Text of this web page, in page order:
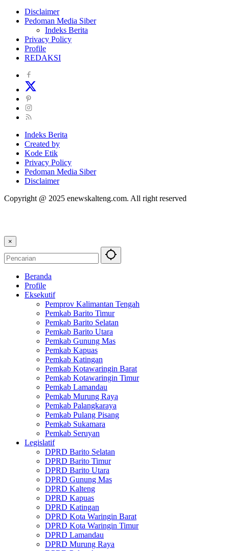
Disclaimer
Pedoman Media Siber
Indeks Berita
Privacy Policy
Profile
REDAKSI
Indeks Berita
Created by
Kode Etik
Privacy Policy
Pedoman Media Siber
Disclaimer
Copyright @ 2025 enewskalteng.com. All right reserved
×
Beranda
Profile
Eksekutif
Pemprov Kalimantan Tengah
Pemkab Barito Timur
Pemkab Barito Selatan
Pemkab Barito Utara
Pemkab Gunung Mas
Pemkab Kapuas
Pemkab Katingan
Pemkab Kotawaringin Barat
Pemkab Kotawaringin Timur
Pemkab Lamandau
Pemkab Murung Raya
Pemkab Palangkaraya
Pemkab Pulang Pisang
Pemkab Sukamara
Pemkab Seruyan
Legislatif
DPRD Barito Selatan
DPRD Barito Timur
DPRD Barito Utara
DPRD Gunung Mas
DPRD Kalteng
DPRD Kapuas
DPRD Katingan
DPRD Kota Waringin Barat
DPRD Kota Waringin Timur
DPRD Lamandau
DPRD Murung Raya